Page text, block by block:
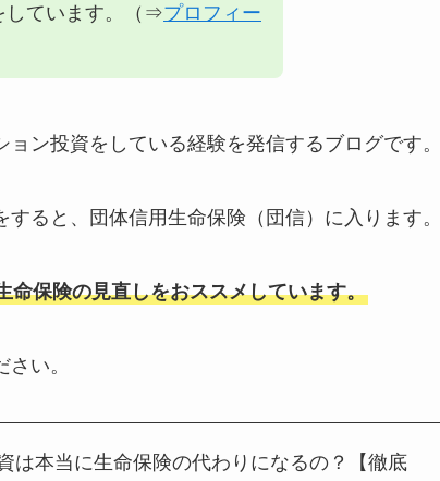
しています。（⇒プロフィー
ン投資をしている経験を発信するブログです
ると、団体信用生命保険（団信）に入ります
命保険の見直しをおススメしています。
い。
は本当に生命保険の代わりになるの？【徹底